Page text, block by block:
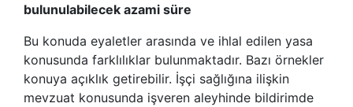
bulunulabilecek azami süre
Bu konuda eyaletler arasında ve ihlal edilen yasa
konusunda farklılıklar bulunmaktadır. Bazı örnekler
konuya açıklık getirebilir. İşçi sağlığına ilişkin
mevzuat konusunda işveren aleyhinde bildirimde